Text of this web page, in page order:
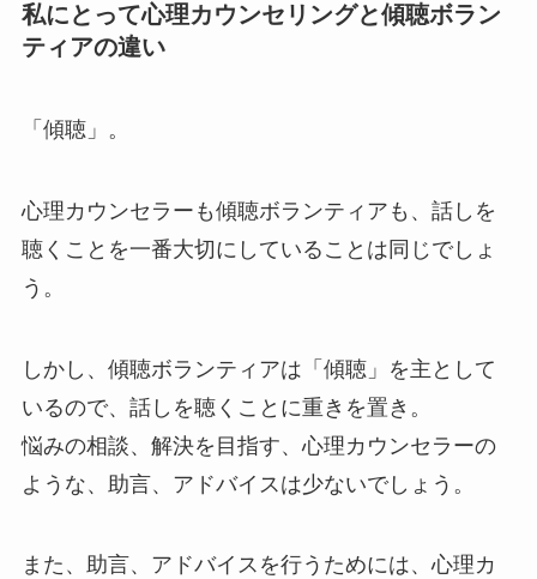
私にとって心理カウンセリングと傾聴ボラン
ティアの違い
「傾聴」。
心理カウンセラーも傾聴ボランティアも、話しを
聴くことを一番大切にしていることは同じでしょ
う。
しかし、傾聴ボランティアは「傾聴」を主として
いるので、話しを聴くことに重きを置き。
悩みの相談、解決を目指す、心理カウンセラーの
ような、助言、アドバイスは少ないでしょう。
また、助言、アドバイスを行うためには、心理カ